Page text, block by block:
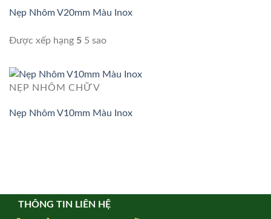
Nẹp Nhôm V20mm Màu Inox
Được xếp hạng 5 5 sao
NẸP NHÔM CHỮ V
Nẹp Nhôm V10mm Màu Inox
THÔNG TIN LIÊN HỆ